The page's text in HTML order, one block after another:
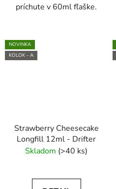
príchute v 60ml fľaške.
NOVINKA
KOLOK - A
Strawberry Cheesecake
Longfill 12ml - Drifter
Skladom (>40 ks)